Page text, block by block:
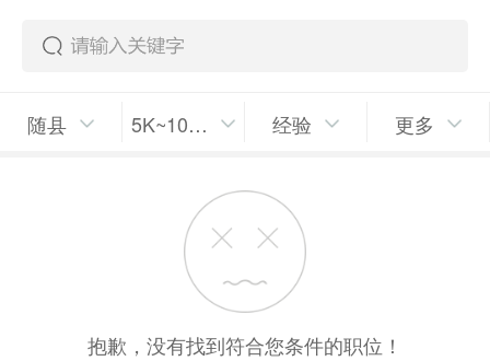
随县 5K~10K/月 经验 更多
抱歉，没有找到符合您条件的职位！